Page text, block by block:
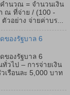
ำนวณ = จำนวนเงิน
ณ ที่จ่าย / (100 -
วอย่าง จ่ายค่าบร...
ของรัฐบาล 6
ของรัฐบาล 6
วไป – การจ่ายเงิน
เรือนละ 5,000 บาท